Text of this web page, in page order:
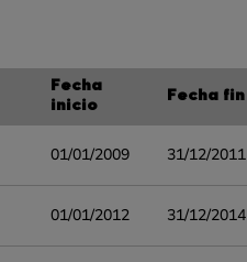
Fecha
inicio
Fecha fin
01/01/2009 31/12/2011
01/01/2012 31/12/2014